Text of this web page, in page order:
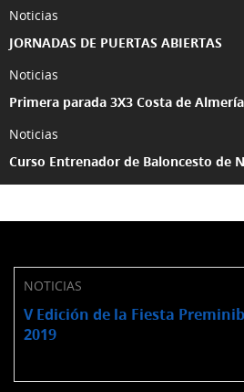
Noticias
JORNADAS DE PUERTAS ABIERTAS
Noticias
Primera parada 3X3 Costa de Almería
Noticias
Curso Entrenador de Baloncesto de
NOTICIAS
V Edición de la Fiesta
2019